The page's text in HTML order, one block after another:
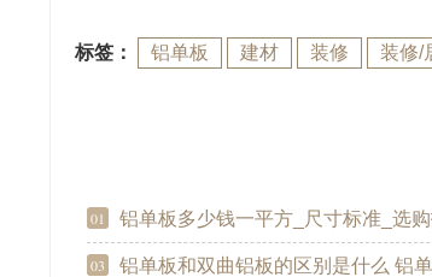
标签： 铝单板 建材 装修 装修/
01 铝单板多少钱一平方_尺寸标准_选购技
03 铝单板和双曲铝板的区别是什么 铝单板